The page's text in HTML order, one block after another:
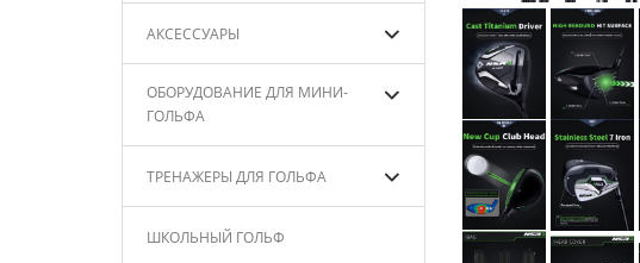
АКСЕССУАРЫ
ОБОРУДОВАНИЕ ДЛЯ МИНИ-
ГОЛЬФА
ТРЕНАЖЕРЫ ДЛЯ ГОЛЬФА
ШКОЛЬНЫЙ ГОЛЬФ